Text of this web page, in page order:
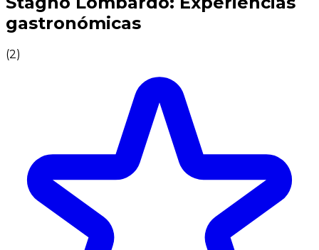
gastronómicas
(2)